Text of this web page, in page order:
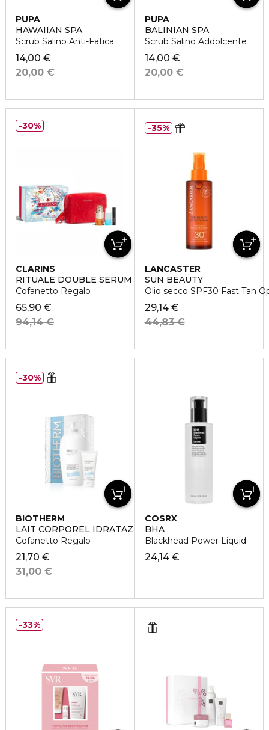
PUPA
HAWAIIAN SPA
Scrub Salino Anti-Fatica
14,00 €
20,00 €
PUPA
BALINIAN SPA
Scrub Salino Addolcente
14,00 €
20,00 €
CLARINS
RITUALE DOUBLE SERUM EYE
Cofanetto Regalo
65,90 €
94,14 €
30%
LANCASTER
SUN BEAUTY
Olio secco SPF30 Fast Tan
29,14 €
44,83 €
35%
BIOTHERM
LAIT CORPOREL IDRATAZIONE POTENZIATA
Cofanetto Regalo
21,70 €
31,00 €
30%
COSRX
BHA
Blackhead Power Liquid
24,14 €
33%